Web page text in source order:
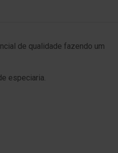
de qualidade fazendo um
especiaria.